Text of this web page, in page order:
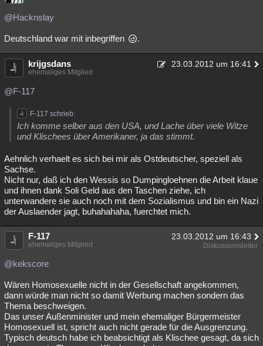
@Hacknslay
Deutschland war mit inbegriffen .
krijgsdans 23.03.2012 um 16:41
ehemaliges Mitglied
@F-117
F-117 schrieb:
Ich komme selber aus den USA, und Lache über viele Witze
und Klischees über Amerikaner, ja das stimmt.
Aehnlich verhaelt es sich bei mir als Ostdeutscher, speziell als
Sachse.
Nicht nur, daß ich den Wessis so Dumpingloehnen die Arbeit klaue
und ihnen dank Soli Geld aus den Taschen ziehe, ich
unterwandere sie auch noch mit dem Sozialismus und bin ein Nazi
der Auslaender jagt, buhahahaha, fuerchtet mich.
F-117 23.03.2012 um 16:43
ehemaliges Mitglied Diskussionsleiter
@kekscore
Wären Homosexuelle nicht in der Gesellschaft angekommen,
dann würde man nicht so damit Werbung machen sondern das
Thema beschweigen.
Das unser Außenminister und mein ehemaliger Bürgermeister
Homosexuell ist, spricht auch nicht gerade für die Ausgrenzung.
Typisch deutsch habe ich beabsichtigt als Klischee gesagt, da sich